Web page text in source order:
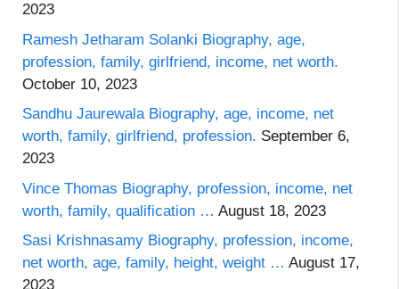
2023
Ramesh Jetharam Solanki Biography, age,
profession, family, girlfriend, income, net worth.
October 10, 2023
Sandhu Jaurewala Biography, age, income, net
worth, family, girlfriend, profession. September 6,
2023
Vince Thomas Biography, profession, income, net
worth, family, qualification … August 18, 2023
Sasi Krishnasamy Biography, profession, income,
net worth, age, family, height, weight … August 17,
2023